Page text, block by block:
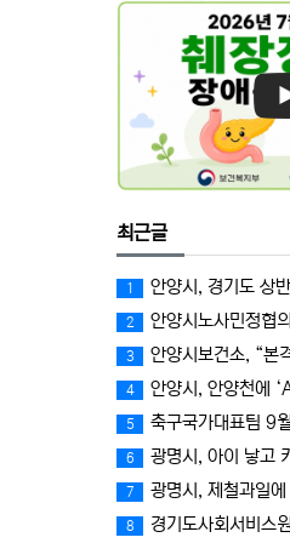
최근글
1 안양시, 경기도 상반기 지방세 특
2 안양시노사민정협의회, 폭염 속
3 안양시보건소, “본격적인 무더위, 장관감
4 안양시, 안양천에 ‘AI 자율 비행 드론’ 투입
5 축구국가대표팀 9월 상대는 에콰도르와 우루과이,
6 광명시, 아이 낳고 키우기 좋은 도시 입
7 광명시, 제철과일에 어르신
8 경기도사회서비스원, 보건복지부 경